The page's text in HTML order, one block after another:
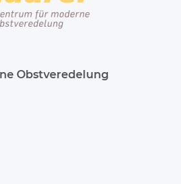
Obstveredelung